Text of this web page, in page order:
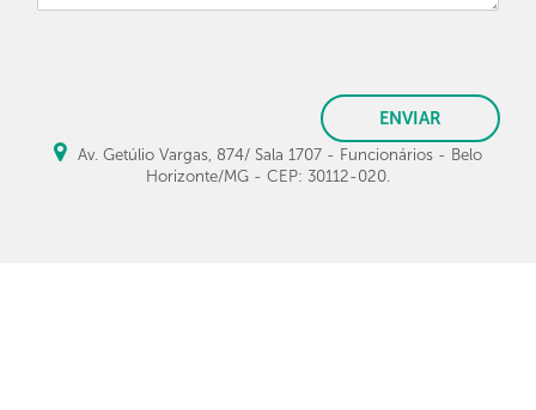
ENVIAR
Av. Getúlio Vargas, 874/ Sala 1707 - Funcionários - Belo
Horizonte/MG - CEP: 30112-020.